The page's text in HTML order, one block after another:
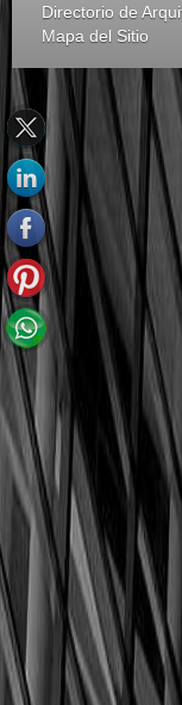
Directorio de
Mapa del Sitio